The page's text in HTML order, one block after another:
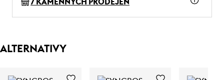
7 KAMENNÝCH PRODEJEN
ALTERNATIVY